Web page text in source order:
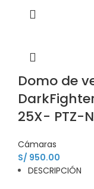
Domo de
25X- PTZ-
Cámaras
S/ 950.00
DESCRIPCIÓN